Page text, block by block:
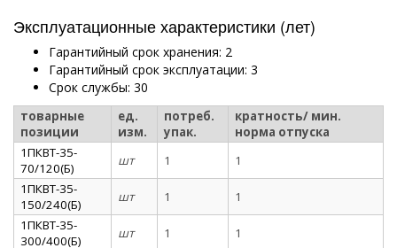
Эксплуатационные характеристики (лет)
Гарантийный срок хранения: 2
Гарантийный срок эксплуатации: 3
Срок службы: 30
товарные
позиции
ед.
изм.
потреб.
упак.
кратность/ мин.
норма отпуска
1ПКВТ-35-
70/120(Б)
шт 1
1
1ПКВТ-35-
150/240(Б)
шт 1
1
1ПКВТ-35-
300/400(Б)
шт 1 1